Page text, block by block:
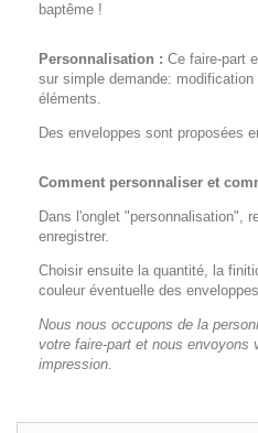
baptême !
Personnalisation : Ce faire-part
sur simple demande:
éléments.
Des enveloppes sont proposées
Comment personnaliser et
Dans l'onglet "personnalisation",
enregistrer.
Choisir ensuite la quantité, la
couleur éventuelle des
Nous nous occupons de la
votre faire-part et nous envoyons
impression.